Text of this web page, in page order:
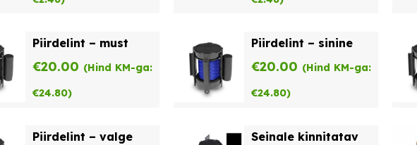
Piirdelint – must
€20.00 (Hind KM-ga:
€24.80)
Piirdelint – sinine
€20.00 (Hind KM-ga:
€24.80)
Piirdelint – valge
Seinale kinnitatav